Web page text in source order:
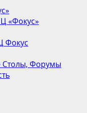
«Фокус»
Фокус
Столы, Форумы